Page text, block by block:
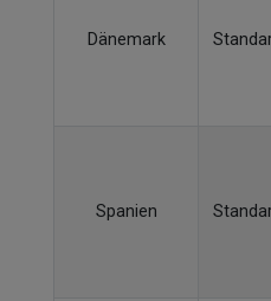
Dänemark
Spanien